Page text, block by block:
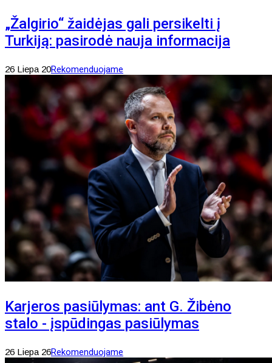
„Žalgirio“ žaidėjas gali persikelti į
Turkiją: pasirodė nauja informacija
26 Liepa 20Rekomenduojame
Karjeros pasiūlymas: ant G. Žibėno
stalo - įspūdingas pasiūlymas
26 Liepa 26Rekomenduojame